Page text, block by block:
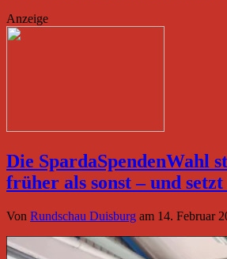
Anzeige
Die SpardaSpendenWahl
früher als sonst – und
Von Rundschau Duisburg am 14. Februar